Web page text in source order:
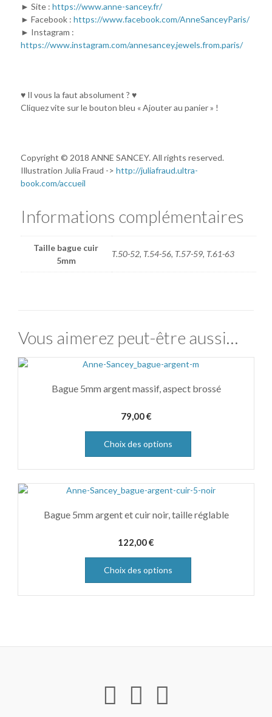
► Site : https://www.anne-sancey.fr/
► Facebook : https://www.facebook.com/AnneSanceyParis/
► Instagram :
https://www.instagram.com/annesancey.jewels.from.paris/
♥ Il vous la faut absolument ? ♥
Cliquez vite sur le bouton bleu « Ajouter au panier » !
Copyright © 2018 ANNE SANCEY. All rights reserved.
Illustration Julia Fraud -> http://juliafraud.ultra-
book.com/accueil
Informations complémentaires
Taille bague cuir
5mm
T.50-52, T.54-56, T.57-59, T.61-63
Vous aimerez peut-être aussi…
Bague 5mm argent massif, aspect brossé
79,00€
Choix des options
Bague 5mm argent et cuir noir, taille réglable
122,00€
Choix des options